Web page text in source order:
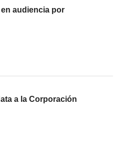
audiencia por
a la Corporación